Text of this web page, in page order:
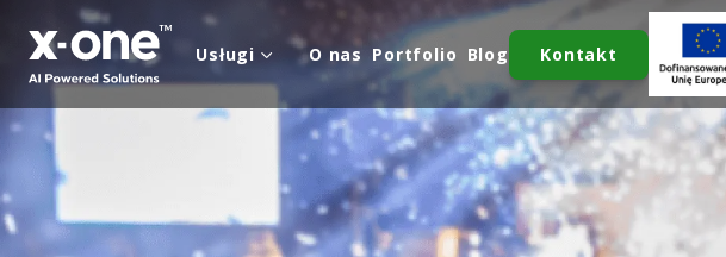
Usługi  O nas Portfolio Blog Kontakt